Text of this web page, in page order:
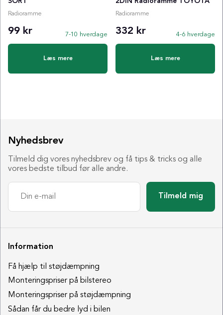
Radioramme
99 kr 7-10 hverdage
Læs mere
Radioramme
332 kr 4-6 hverdage
Læs mere
Nyhedsbrev
Tilmeld dig vores nyhedsbrev og få tips & tricks og alle
vores bedste tilbud før alle andre.
Tilmeld mig
Information
Få hjælp til støjdæmpning
Monteringspriser på bilstereo
Monteringspriser på støjdæmpning
Sådan får du bedre lyd i bilen